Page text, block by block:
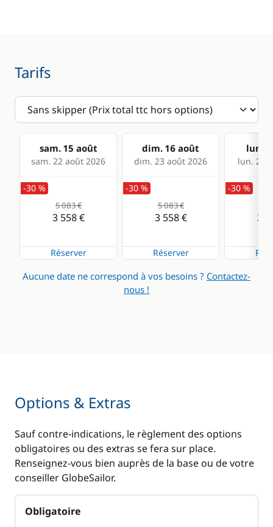
Tarifs
sam. 15 août
sam. 22 août 2026
dim. 16 août
dim. 23 août 2026
lun.
lun. 24
-30 %
5 083 €
3 558 €
Réserver
-30 %
5 083 €
3 558 €
Réserver
-30 %
3
Aucune date ne correspond à vos besoins ? Contactez-
nous !
Options & Extras
Sauf contre-indications, le règlement des options
obligatoires ou des extras se fera sur place.
Renseignez-vous bien auprès de la base ou de votre
conseiller GlobeSailor.
Obligatoire